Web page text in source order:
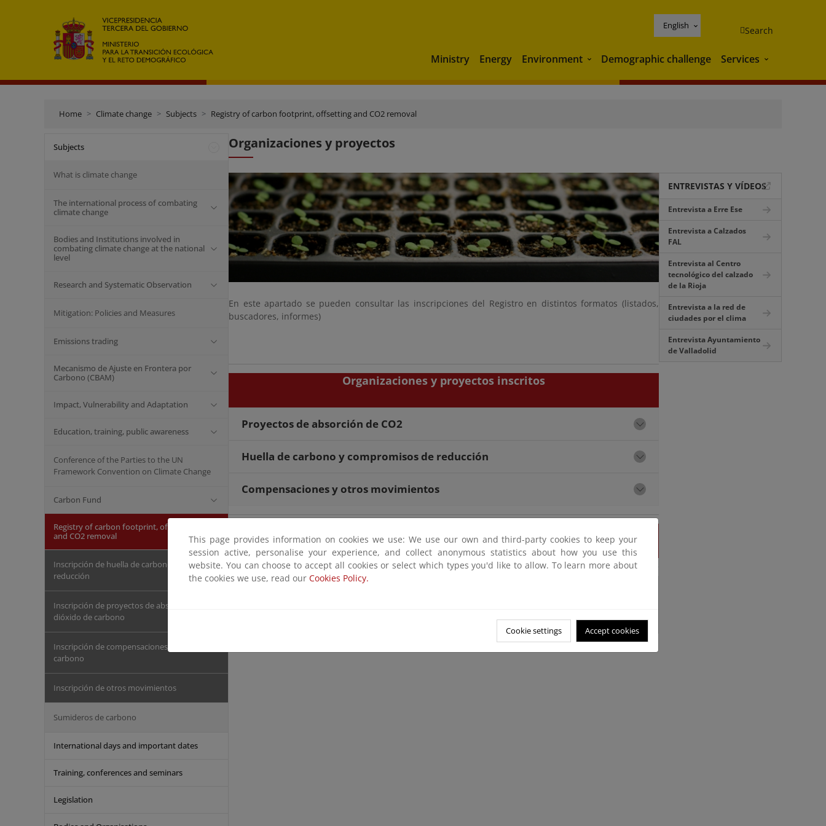
English Search
Ministry Energy Environment Environment
Demographic challenge Services Services
Home Climate change Subjects Registry of carbon footprint, offsetting and CO2 removal
Subjects
What is climate change
The international process of combating
climate change
Bodies and Institutions involved in
combating climate change at the national
level
Research and Systematic Observation
Mitigation: Policies and Measures
Emissions trading
Mecanismo de Ajuste en Frontera por
Carbono (CBAM)
Impact, Vulnerability and Adaptation
Education, training, public awareness
Conference of the Parties to the UN
Framework Convention on Climate Change
Carbon Fund
Registry of carbon footprint, offsetting
and CO2 removal
Inscripción de huella de carbono y planes de
reducción
Inscripción de proyectos de absorción de
dióxido de carbono
Inscripción de compensaciones de huella de
carbono
Inscripción de otros movimientos
Sumideros de carbono
International days and important dates
Training, conferences and seminars
Legislation
Organizaciones y proyectos
En este apartado se pueden consultar las inscripciones del Registro en distintos formatos (listados,
buscadores, informes)
Organizaciones y proyectos inscritos
Proyectos de absorción de CO2
Huella de carbono y compromisos de reducción
Compensaciones y otros movimientos
El Ministerio también calcula su huella de carbono. Se analizan las emisiones de gases de efecto
Informes de la Huella de carbono del Ministerio para la Transición Ecológica
ENTREVISTAS Y VÍDEOS
Entrevista a Erre Ese
Entrevista a Calzados
FAL
Entrevista al Centro
tecnológico del calzado
de la Rioja
Entrevista a la red de
ciudades por el clima
Entrevista Ayuntamiento
de Valladolid
This page provides information on cookies we use: We use our own and third-party cookies to keep your
session active, personalise your experience, and collect anonymous statistics about how you use this
website. You can choose to accept all cookies or select which types you'd like to allow. To learn more about
the cookies we use, read our Cookies Policy.
Cookie settings Accept cookies